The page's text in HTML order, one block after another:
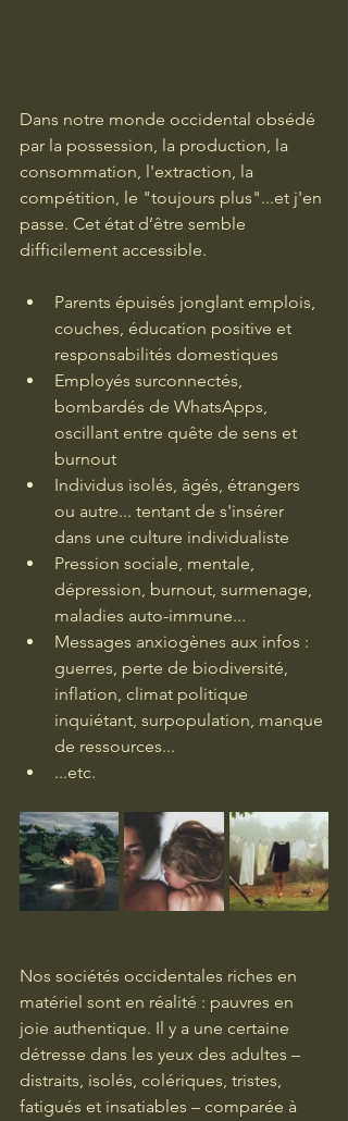
Dans notre monde occidental obsédé
par la possession, la production, la
consommation, l'extraction, la
compétition, le "toujours plus"...et j'en
passe. Cet état d’être semble
difficilement accessible.
Parents épuisés jonglant emplois,
couches, éducation positive et
responsabilités domestiques
Employés surconnectés,
bombardés de WhatsApps,
oscillant entre quête de sens et
burnout
Individus isolés, âgés, étrangers
ou autre... tentant de s'insérer
dans une culture individualiste
Pression sociale, mentale,
dépression, burnout, surmenage,
maladies auto-immune...
Messages anxiogènes aux infos :
guerres, perte de biodiversité,
inflation, climat politique
inquiétant, surpopulation, manque
de ressources...
...etc.
Nos sociétés occidentales riches en
matériel sont en réalité : pauvres en
joie authentique. Il y a une certaine
détresse dans les yeux des adultes –
distraits, isolés, colériques, tristes,
fatigués et insatiables – comparée à